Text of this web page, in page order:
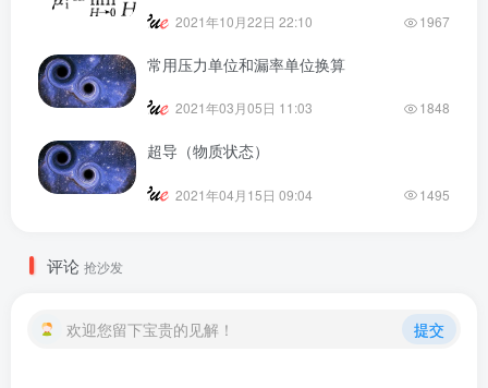
2021年10月22日 22:10 1967
常用压力单位和漏率单位换算
2021年03月05日 11:03 1848
超导（物质状态）
2021年04月15日 09:04 1495
评论 抢沙发
欢迎您留下宝贵的见解！ 提交